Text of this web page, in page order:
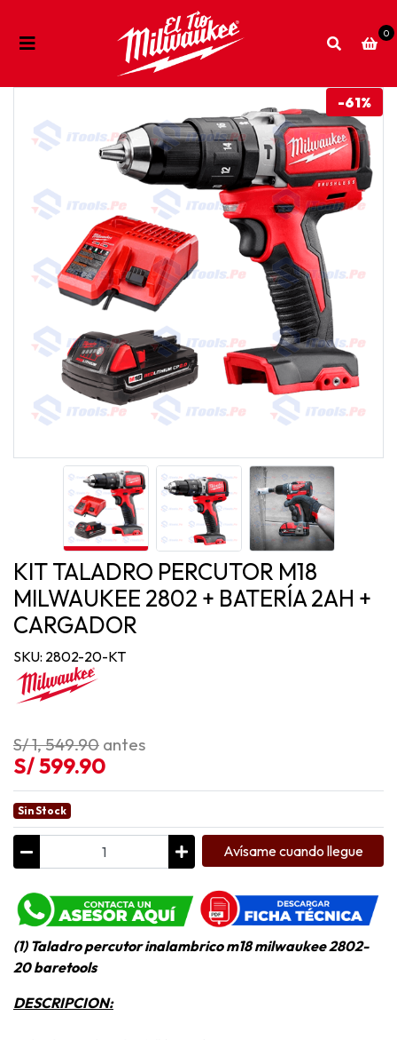
0
-61%
KIT TALADRO PERCUTOR M18
MILWAUKEE 2802 + BATERÍA 2AH +
CARGADOR
SKU: 2802-20-KT
S/ 1, 549.90 antes
S/ 599.90
Sin Stock
Avísame cuando llegue
(1) Taladro percutor inalambrico m18 milwaukee 2802-
20 baretools
DESCRIPCION: